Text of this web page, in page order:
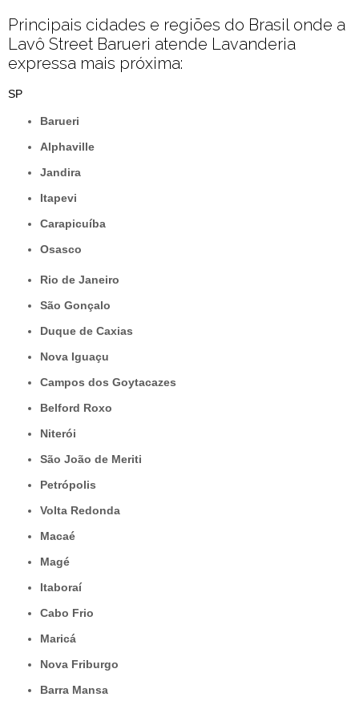
Principais cidades e regiões do Brasil onde a
Lavô Street Barueri atende Lavanderia
expressa mais próxima:
SP
Barueri
Alphaville
Jandira
Itapevi
Carapicuíba
Osasco
Rio de Janeiro
São Gonçalo
Duque de Caxias
Nova Iguaçu
Campos dos Goytacazes
Belford Roxo
Niterói
São João de Meriti
Petrópolis
Volta Redonda
Macaé
Magé
Itaboraí
Cabo Frio
Maricá
Nova Friburgo
Barra Mansa